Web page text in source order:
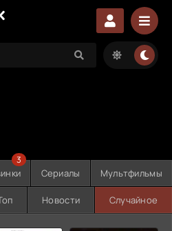
3
Сериалы Мультфильмы
Новости Случайное